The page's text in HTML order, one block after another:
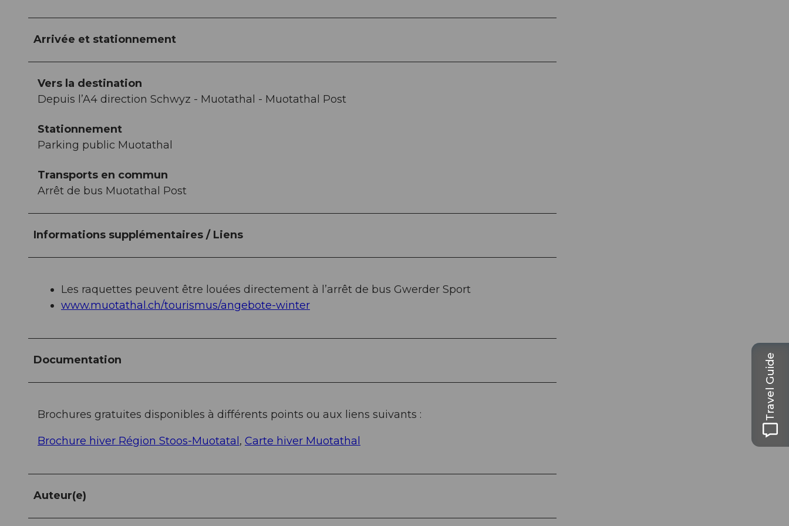
Arrivée et stationnement
Vers la destination
Depuis l’A4 direction Schwyz - Muotathal - Muotathal Post
Stationnement
Parking public Muotathal
Transports en commun
Arrêt de bus Muotathal Post
Informations supplémentaires / Liens
Les raquettes peuvent être louées directement à l’arrêt de bus Gwerder Sport
www.muotathal.ch/tourismus/angebote-winter
Documentation
Brochures gratuites disponibles à différents points ou aux liens suivants :
Brochure hiver Région Stoos-Muotatal, Carte hiver Muotathal
Auteur(e)
Travel Guide